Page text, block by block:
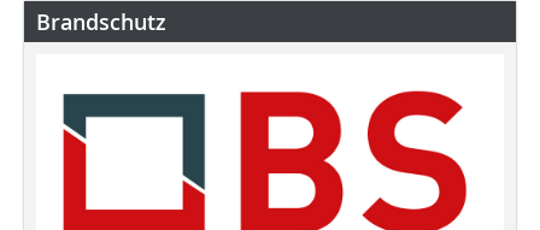
Brandschutz